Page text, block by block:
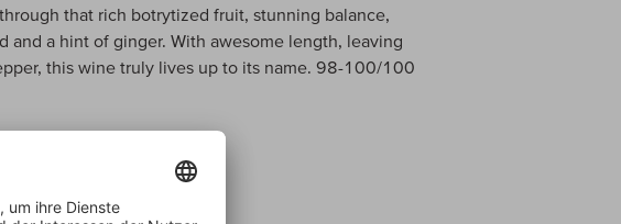
that rich botrytized fruit, stunning balance,
and a hint of ginger. With awesome length, leaving
this wine truly lives up to its name. 98-100/100